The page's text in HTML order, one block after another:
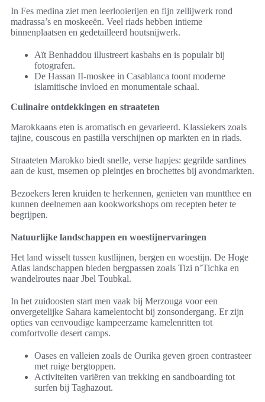
In Fes medina ziet men leerlooierijen en fijn zellijwerk rond
madrassa’s en moskeeën. Veel riads hebben intieme
binnenplaatsen en gedetailleerd houtsnijwerk.
Aït Benhaddou illustreert kasbahs en is populair bij
fotografen.
De Hassan II-moskee in Casablanca toont moderne
islamitische invloed en monumentale schaal.
Culinaire ontdekkingen en straateten
Marokkaans eten is aromatisch en gevarieerd. Klassiekers zoals
tajine, couscous en pastilla verschijnen op markten en in riads.
Straateten Marokko biedt snelle, verse hapjes: gegrilde sardines
aan de kust, msemen op pleintjes en brochettes bij avondmarkten.
Bezoekers leren kruiden te herkennen, genieten van muntthee en
kunnen deelnemen aan kookworkshops om recepten beter te
begrijpen.
Natuurlijke landschappen en woestijnervaringen
Het land wisselt tussen kustlijnen, bergen en woestijn. De Hoge
Atlas landschappen bieden bergpassen zoals Tizi n’Tichka en
wandelroutes naar Jbel Toubkal.
In het zuidoosten start men vaak bij Merzouga voor een
onvergetelijke Sahara kamelentocht bij zonsondergang. Er zijn
opties van eenvoudige kampeerzame kamelenritten tot
comfortvolle desert camps.
Oases en valleien zoals de Ourika geven groen contrasteer
met ruige bergtoppen.
Activiteiten variëren van trekking en sandboarding tot
surfen bij Taghazout.